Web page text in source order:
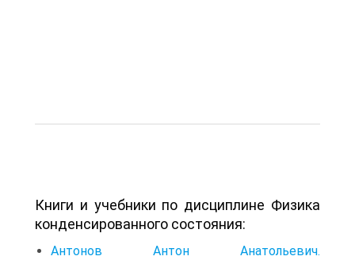
Книги и учебники по дисциплине Физика
конденсированного состояния:
Антонов Антон Анатольевич.